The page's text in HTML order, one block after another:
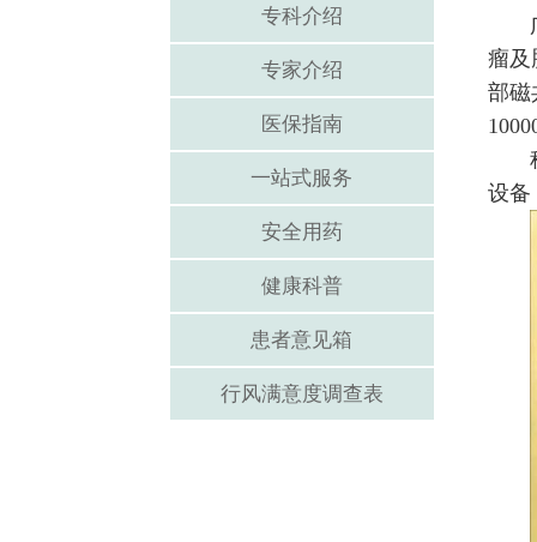
专科介绍
专家介绍
医保指南
一站式服务
安全用药
健康科普
患者意见箱
行风满意度调查表
瘤及
部磁
设备